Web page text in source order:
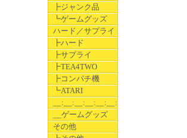
┣ジャンク品
┗ゲームグッズ
ハード／サプライ
┣ハード
┣サプライ
┣TEA4TWO
┣コンパチ機
┗ATARI
__:__:__:__:__:__:__
__ゲームグッズ
その他